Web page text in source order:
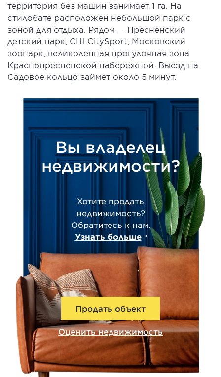
территория без машин занимает 1 га. На
стилобате расположен небольшой парк с
зоной для отдыха. Рядом — Пресненский
детский парк, СШ CitySport, Московский
зоопарк, великолепная прогулочная зона
Краснопресненской набережной. Выезд на
Садовое кольцо займет около 5 минут.
Вы владелец
недвижимости?
Хотите продать
недвижимость?
Обратитесь к нам.
Узнать больше
Продать объект
Оценить недвижимость